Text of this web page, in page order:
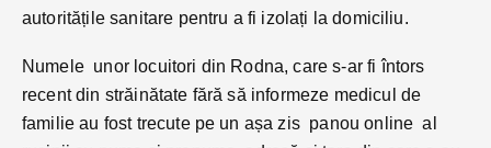
autoritățile sanitare pentru a fi izolați la domiciliu.
Numele unor locuitori din Rodna, care s-ar fi întors
recent din străinătate fără să informeze medicul de
familie au fost trecute pe un așa zis panou online al